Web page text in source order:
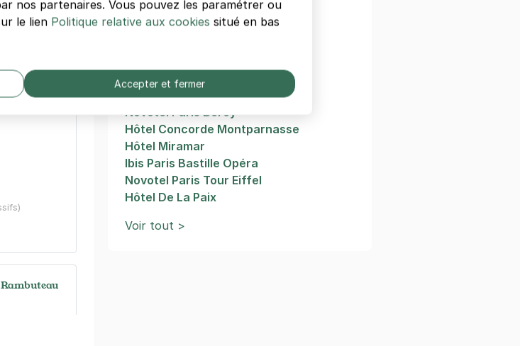
Autres hôtels de Paris
Le A
Mama Shelter Paris West
Novotel Paris Bercy
Hôtel Concorde Montparnasse
Hôtel Miramar
Ibis Paris Bastille Opéra
Novotel Paris Tour Eiffel
Hôtel De La Paix
Voir tout >
nos partenaires. Vous pouvez les paramétrer ou
le lien Politique relative aux cookies situé en bas
Accepter et fermer